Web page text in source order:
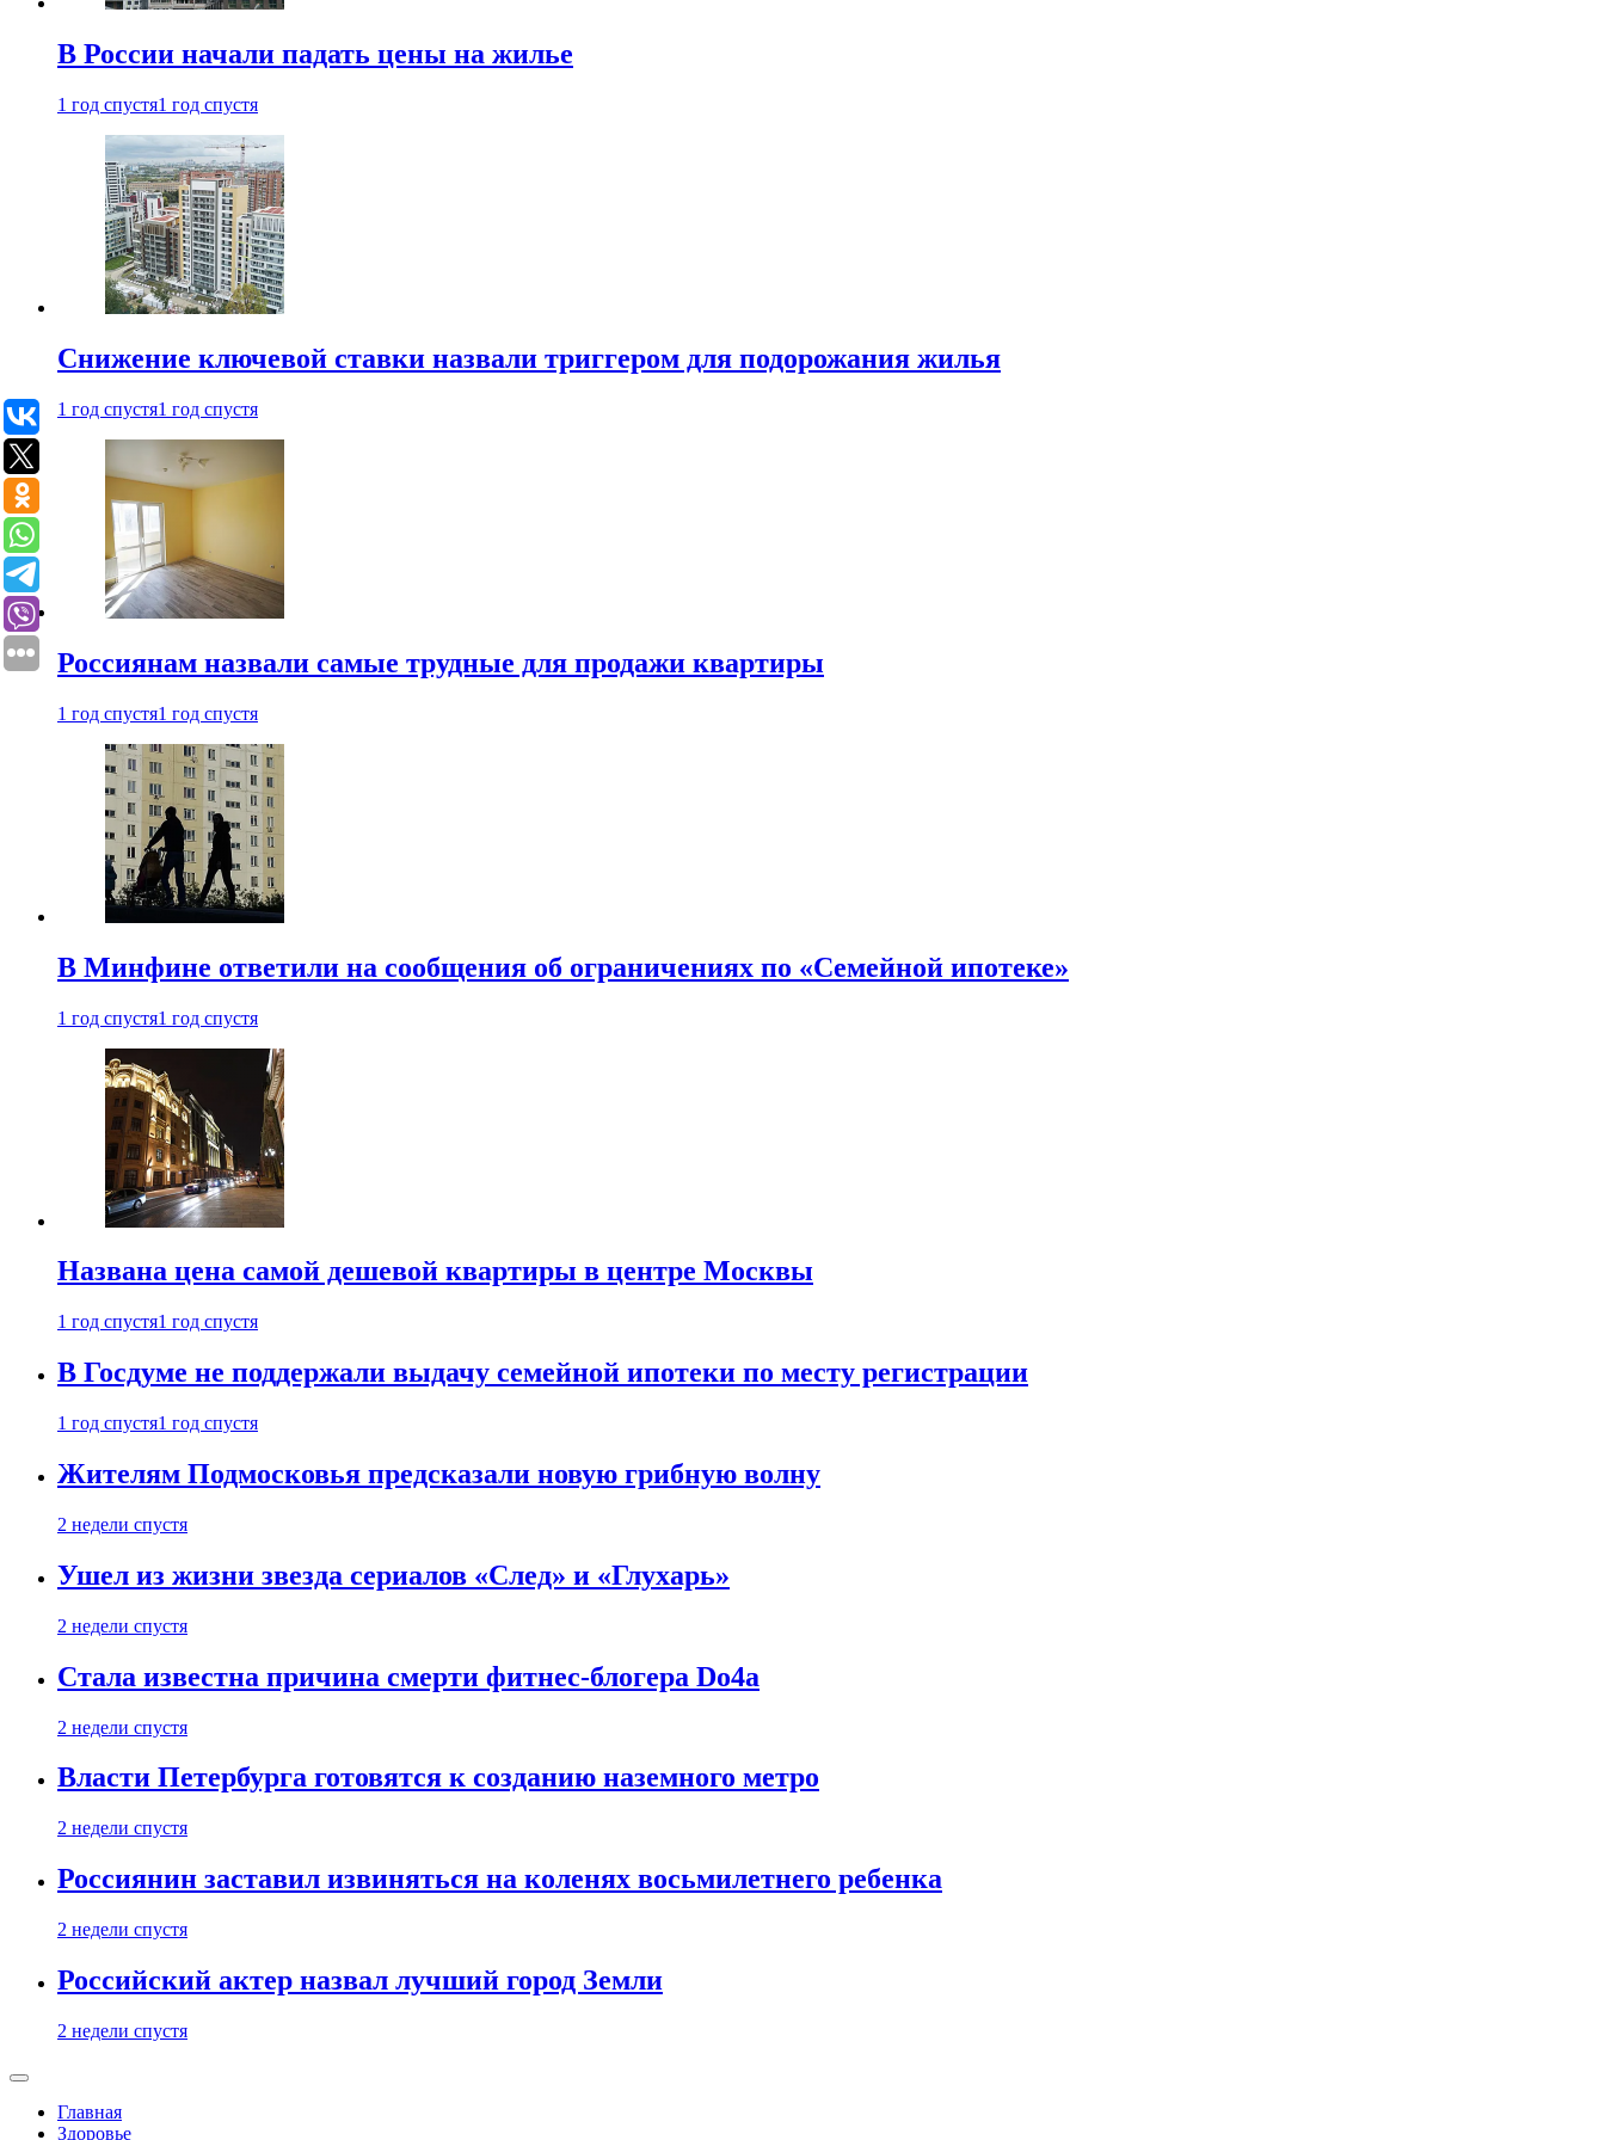
В России начали падать цены на жилье
1 год спустя1 год спустя
Снижение ключевой ставки назвали триггером для подорожания жилья
1 год спустя1 год спустя
Россиянам назвали самые трудные для продажи квартиры
1 год спустя1 год спустя
В Минфине ответили на сообщения об ограничениях по «Семейной ипотеке»
1 год спустя1 год спустя
Названа цена самой дешевой квартиры в центре Москвы
1 год спустя1 год спустя
В Госдуме не поддержали выдачу семейной ипотеки по месту регистрации
1 год спустя1 год спустя
Жителям Подмосковья предсказали новую грибную волну
2 недели спустя
Ушел из жизни звезда сериалов «След» и «Глухарь»
2 недели спустя
Стала известна причина смерти фитнес-блогера Do4а
2 недели спустя
Власти Петербурга готовятся к созданию наземного метро
2 недели спустя
Россиянин заставил извиняться на коленях восьмилетнего ребенка
2 недели спустя
Российский актер назвал лучший город Земли
2 недели спустя
Главная
Здоровье